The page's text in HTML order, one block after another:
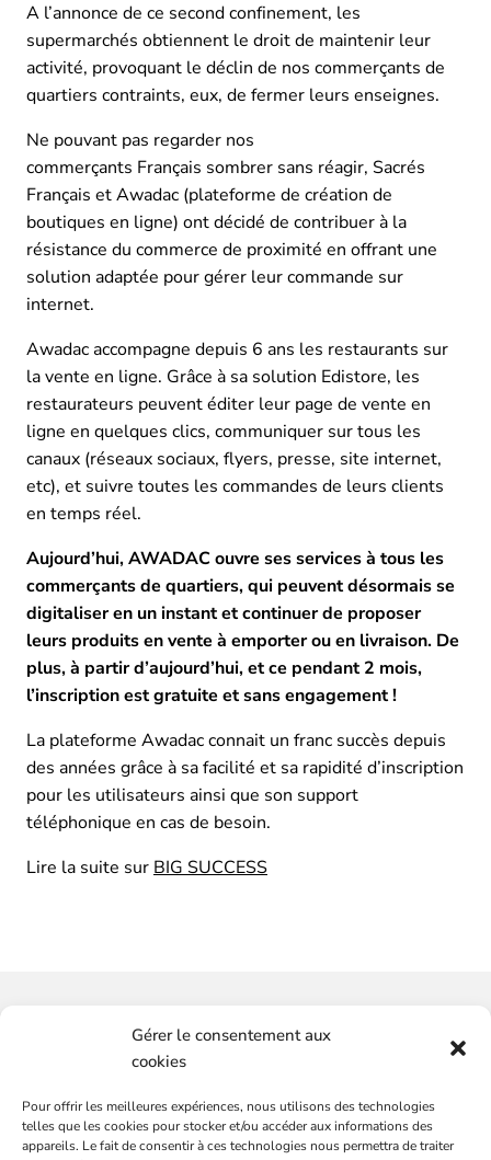
Gérer le consentement aux
cookies
Pour offrir les meilleures expériences, nous utilisons des technologies
telles que les cookies pour stocker et/ou accéder aux informations des
appareils. Le fait de consentir à ces technologies nous permettra de traiter
SERVICES
Plateformes de marques
A l’annonce de ce second confinement, les
supermarchés obtiennent le droit de maintenir leur
activité, provoquant le déclin de nos commerçants de
quartiers contraints, eux, de fermer leurs enseignes.
Ne pouvant pas regarder nos
commerçants Français sombrer sans réagir, Sacrés
Français et Awadac (plateforme de création de
boutiques en ligne) ont décidé de contribuer à la
résistance du commerce de proximité en offrant une
solution adaptée pour gérer leur commande sur
internet.
Awadac accompagne depuis 6 ans les restaurants sur
la vente en ligne. Grâce à sa solution Edistore, les
restaurateurs peuvent éditer leur page de vente en
ligne en quelques clics, communiquer sur tous les
canaux (réseaux sociaux, flyers, presse, site internet,
etc), et suivre toutes les commandes de leurs clients
en temps réel.
Aujourd’hui, AWADAC ouvre ses services à tous les
commerçants de quartiers, qui peuvent désormais se
digitaliser en un instant et continuer de proposer
leurs produits en vente à emporter ou en livraison. De
plus, à partir d’aujourd’hui, et ce pendant 2 mois,
l’inscription est gratuite et sans engagement !
La plateforme Awadac connait un franc succès depuis
des années grâce à sa facilité et sa rapidité d’inscription
pour les utilisateurs ainsi que son support
téléphonique en cas de besoin.
Lire la suite sur BIG SUCCESS
Vous souhaitez-avoir plus
d'informations ?
CONTACTEZ-NOUS